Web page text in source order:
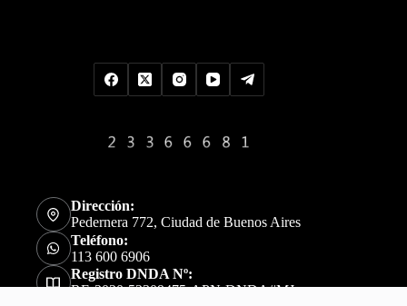
Dirección:
Pedernera 772, Ciudad de Buenos Aires
Teléfono:
113 600 6906
Registro DNDA Nº:
RE-2020-52309475-APN-DNDA#MJ